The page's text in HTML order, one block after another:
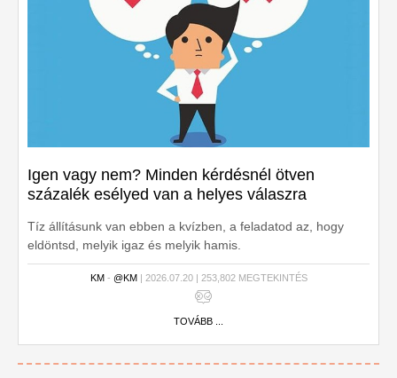
Igen vagy nem? Minden kérdésnél ötven
százalék esélyed van a helyes válaszra
Tíz állításunk van ebben a kvízben, a feladatod az, hogy
eldöntsd, melyik igaz és melyik hamis.
KM- @KM| 2026.07.20 | 253,802 MEGTEKINTÉS
TOVÁBB ...